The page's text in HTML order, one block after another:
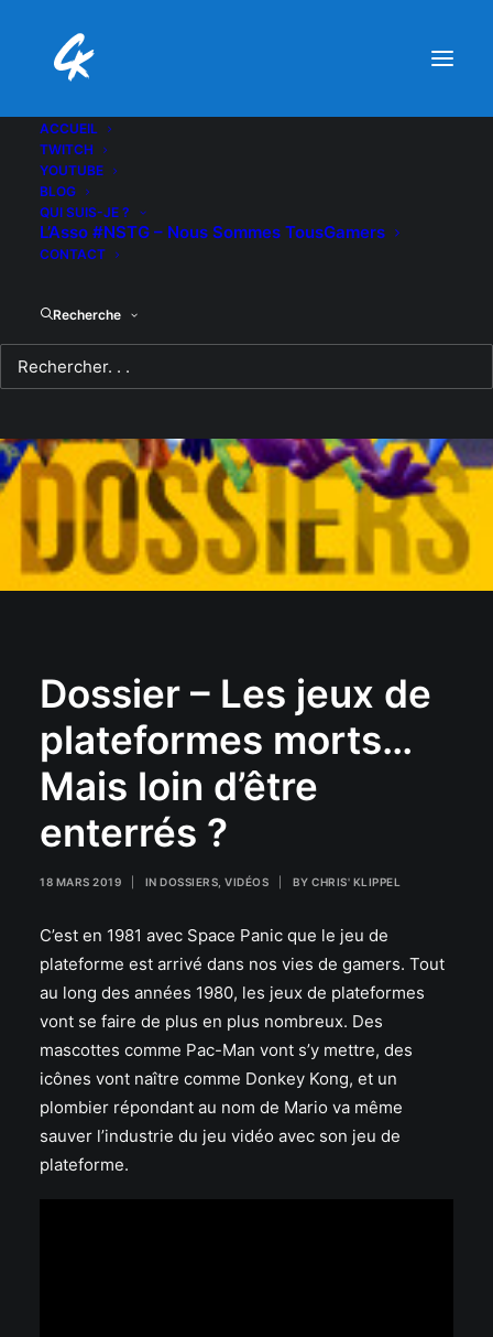
ACCUEIL
TWITCH
YOUTUBE
BLOG
QUI SUIS-JE ?
L’Asso #NSTG – Nous Sommes TousGamers
CONTACT
Recherche
Dossier – Les jeux de
plateformes morts…
Mais loin d’être
enterrés ?
18 MARS 2019 IN DOSSIERS VIDÉOS BY CHRIS' KLIPPEL
C’est en 1981 avec Space Panic que le jeu de
plateforme est arrivé dans nos vies de gamers. Tout
au long des années 1980, les jeux de plateformes
vont se faire de plus en plus nombreux. Des
mascottes comme Pac-Man vont s’y mettre, des
icônes vont naître comme Donkey Kong, et un
plombier répondant au nom de Mario va même
sauver l’industrie du jeu vidéo avec son jeu de
plateforme.